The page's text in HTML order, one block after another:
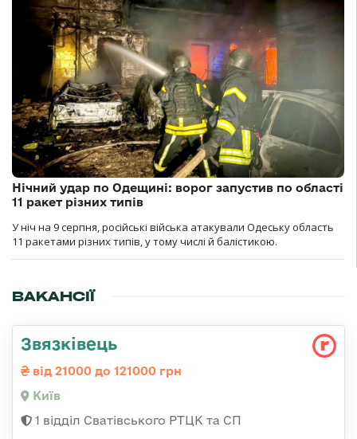
Нічний удар по Одещині: ворог запустив по області
11 ракет різних типів
У ніч на 9 серпня, російські війська атакували Одеську область
11 ракетами різних типів, у тому числі й балістикою.
ВАКАНСІЇ
Звязківець
від 21000 до 121000 грн
Київ
1 відділ Сватівського РТЦК та СП